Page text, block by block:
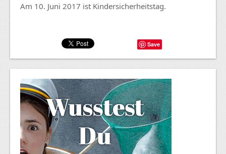
Am 10. Juni 2017 ist Kindersicherheitstag.
Save